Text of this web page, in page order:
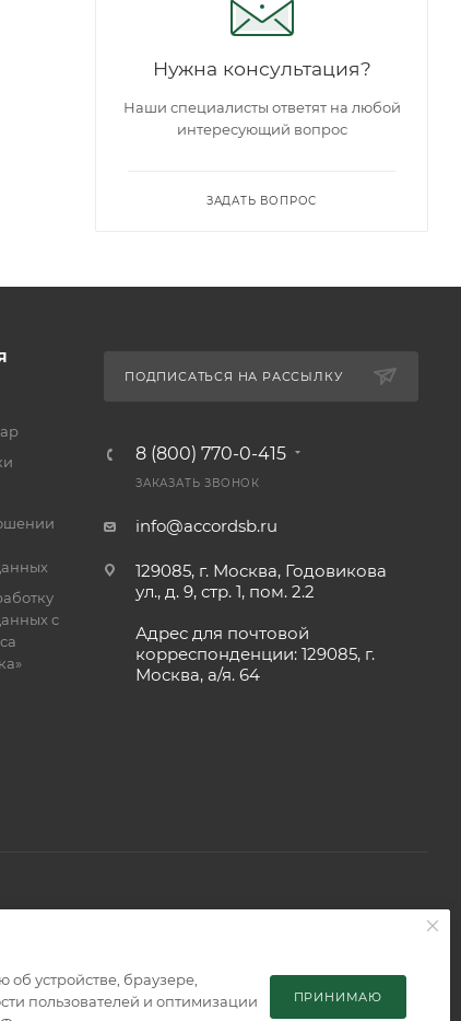
Нужна консультация?
Наши специалисты ответят на любой
интересующий вопрос
ЗАДАТЬ ВОПРОС
с
ПОДПИСАТЬСЯ НА РАССЫЛКУ
8 (800) 770-0-415
ЗАКАЗАТЬ ЗВОНОК
info@accordsb.ru
129085, г. Москва, Годовикова
ул., д. 9, стр. 1, пом. 2.2
Адрес для почтовой
корреспонденции: 129085, г.
Москва, а/я. 64
публичной офертой, определяемой положениями
устройстве, браузере,
пользователей и оптимизации
ПРИНИМАЮ